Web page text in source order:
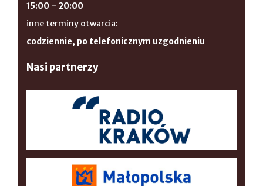
15:00 – 20:00
inne terminy otwarcia:
codziennie, po telefonicznym uzgodnieniu
Nasi partnerzy